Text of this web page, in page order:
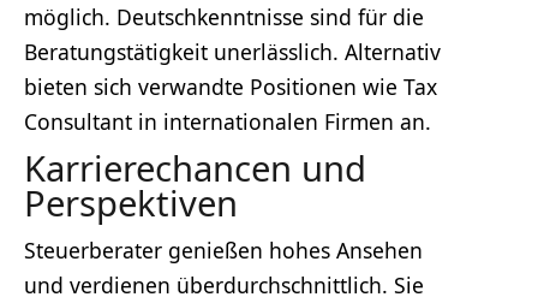
möglich. Deutschkenntnisse sind für die
Beratungstätigkeit unerlässlich. Alternativ
bieten sich verwandte Positionen wie Tax
Consultant in internationalen Firmen an.
Karrierechancen und
Perspektiven
Steuerberater genießen hohes Ansehen
und verdienen überdurchschnittlich. Sie